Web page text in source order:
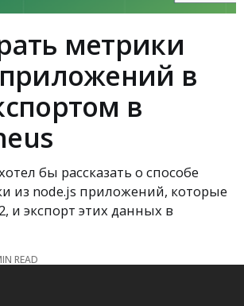
метрики
в
в
бы рассказать о способе
из node.js приложений, которые
и экспорт этих данных в
READ